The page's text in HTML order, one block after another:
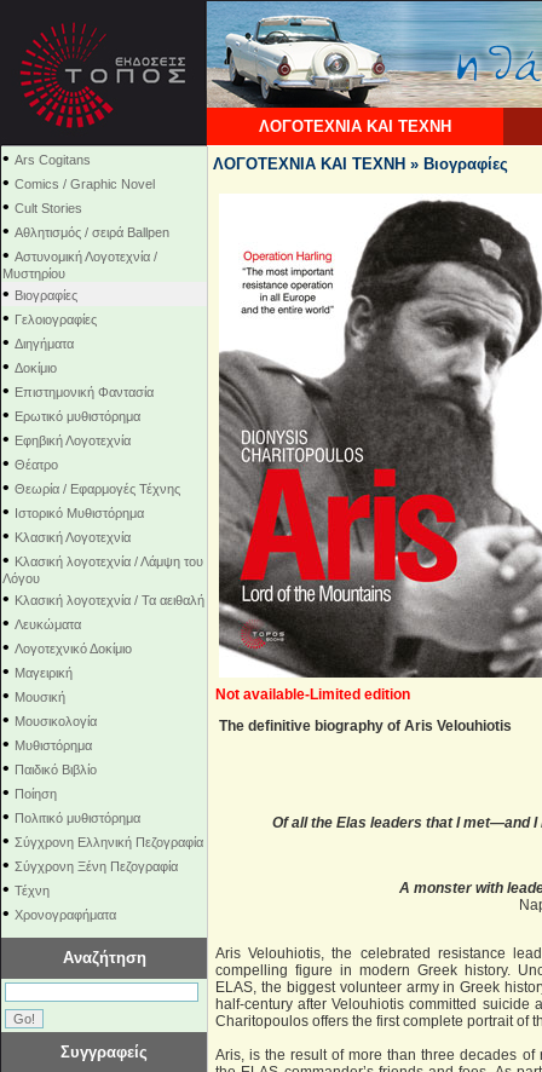
ΛΟΓΟΤΕΧΝΙΑ ΚΑΙ ΤΕΧΝΗ
• Ars Cogitans
• Comics / Graphic Novel
• Cult Stories
• Αθλητισμός / σειρά Ballpen
• Αστυνομική Λογοτεχνία /
Μυστηρίου
• Βιογραφίες
• Γελοιογραφίες
• Διηγήματα
• Δοκίμιο
• Επιστημονική Φαντασία
• Ερωτικό μυθιστόρημα
• Εφηβική Λογοτεχνία
• Θέατρο
• Θεωρία / Εφαρμογές Τέχνης
• Ιστορικό Μυθιστόρημα
• Κλασική Λογοτεχνία
• Κλασική λογοτεχνία / Λάμψη του
Λόγου
• Κλασική λογοτεχνία / Τα αειθαλή
• Λευκώματα
• Λογοτεχνικό Δοκίμιο
• Μαγειρική
• Μουσική
• Μουσικολογία
• Μυθιστόρημα
• Παιδικό Βιβλίο
• Ποίηση
• Πολιτικό μυθιστόρημα
• Σύγχρονη Ελληνική Πεζογραφία
• Σύγχρονη Ξένη Πεζογραφία
• Τέχνη
• Χρονογραφήματα
Αναζήτηση
Συγγραφείς
ΛΟΓΟΤΕΧΝΙΑ ΚΑΙ ΤΕΧΝΗ » Βιογραφίες
Not available-Limited edition
The definitive biography of Aris Velouhiotis
Of all the Elas leaders that I met—and
A monster with
Aris Velouhiotis, the celebrated resistance
compelling figure in modern Greek history.
ELAS, the biggest volunteer army in Greek
half-century after Velouhiotis committed
Charitopoulos offers the first complete portrait of
Aris, is the result of more than three decades